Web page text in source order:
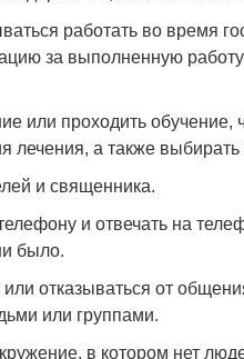
работать во время
за выполненную
или проходить
лечения, а также
и священника.
и отвечать на
было.
отказываться от
или группами.
в котором нет